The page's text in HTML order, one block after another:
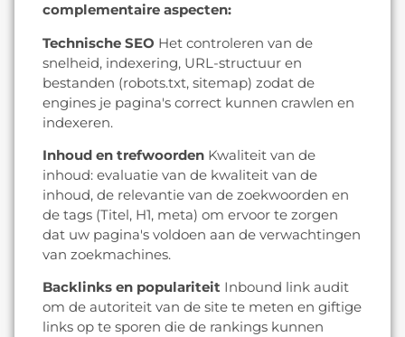
complementaire aspecten:
Technische SEO Het controleren van de
snelheid, indexering, URL-structuur en
bestanden (robots.txt, sitemap) zodat de
engines je pagina's correct kunnen crawlen en
indexeren.
Inhoud en trefwoorden Kwaliteit van de
inhoud: evaluatie van de kwaliteit van de
inhoud, de relevantie van de zoekwoorden en
de tags (Titel, H1, meta) om ervoor te zorgen
dat uw pagina's voldoen aan de verwachtingen
van zoekmachines.
Backlinks en populariteit Inbound link audit
om de autoriteit van de site te meten en giftige
links op te sporen die de rankings kunnen